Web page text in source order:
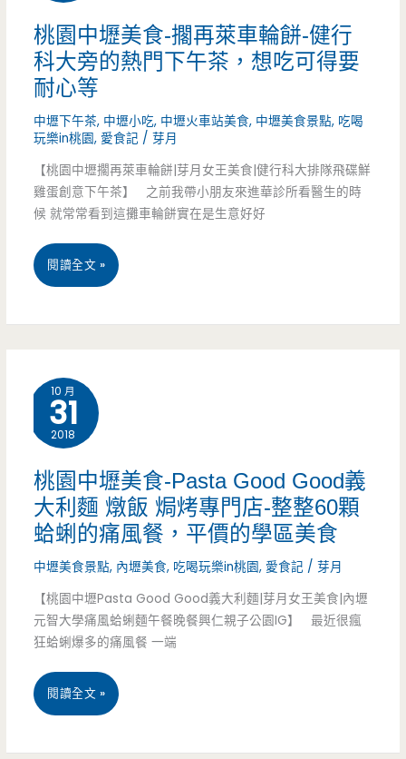
點
（已
結
營
業）
丼
飯-
平
價
丼
飯
入
科
大
的
平
價
學
區
美
桃園中壢美食-擱再萊車輪餅-健行
科大旁的熱門下午茶，想吃可得要
耐心等
中壢下午茶, 中壢小吃, 中壢火車站美食, 中壢美食景點, 吃喝
玩樂in桃園, 愛食記 /芽月
【桃園中壢擱再萊車輪餅|芽月女王美食|健行科大排隊飛碟鮮
雞蛋創意下午茶】 之前我帶小朋友來進華診所看醫生的時
候 就常常看到這攤車輪餅實在是生意好好
桃
美
食-
擱
再
萊
車
輪
餅-
健
行
閱讀全文 »
10 月
31
2018
桃園中壢美食-Pasta Good Good義
大利麵 燉飯 焗烤專門店-整整60顆
蛤蜊的痛風餐，平價的學區美食
中壢美食景點, 內壢美食, 吃喝玩樂in桃園, 愛食記 /芽月
【桃園中壢Pasta Good Good義大利麵|芽月女王美食|內壢
元智大學痛風蛤蜊麵午餐晚餐興仁親子公園IG】 最近很瘋
狂蛤蜊爆多的痛風餐 一端
桃
閱讀全文 »